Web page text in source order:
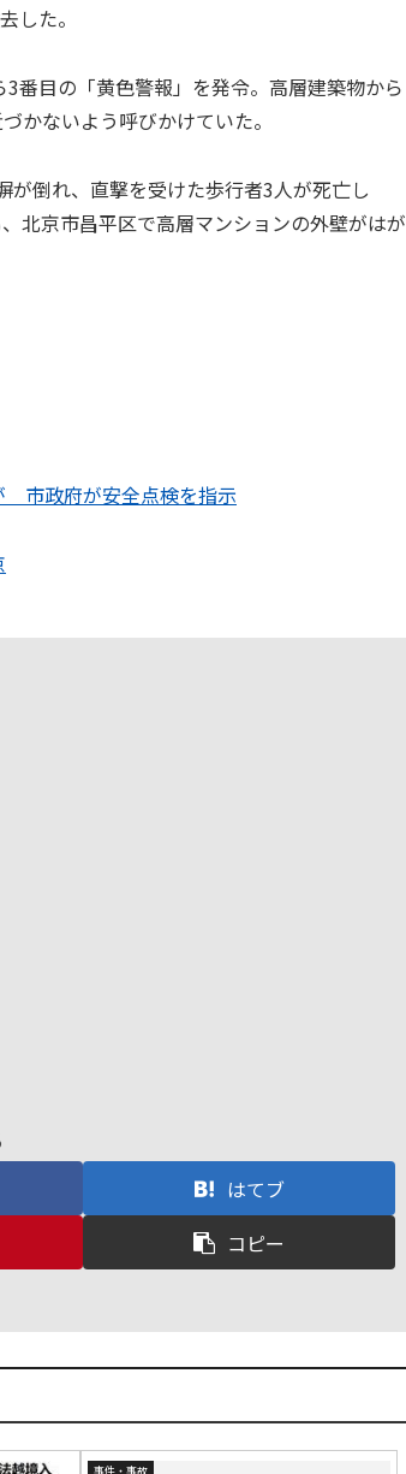
した。
番目の「黄色警報」を発令。高層建築物から
かないよう呼びかけていた。
倒れ、直撃を受けた歩行者3人が死亡し
北京市昌平区で高層マンションの外壁がはが
市政府が安全点検を指示
はてブ
コピー